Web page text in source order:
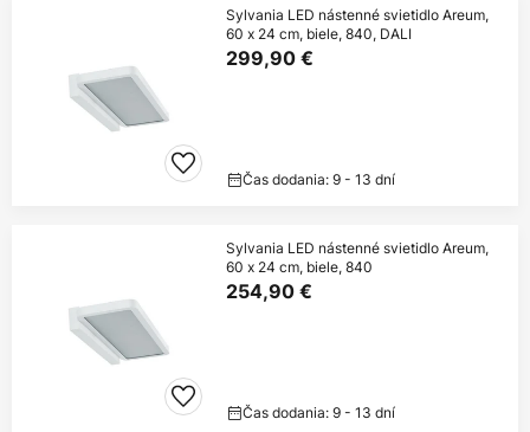
Sylvania LED nástenné svietidlo Areum,
60 x 24 cm, biele, 840, DALI
299,90 €
Čas dodania: 9 - 13 dní
Sylvania LED nástenné svietidlo Areum,
60 x 24 cm, biele, 840
254,90 €
Čas dodania: 9 - 13 dní